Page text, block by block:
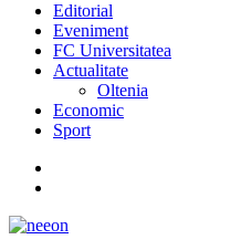
Editorial
Eveniment
FC Universitatea
Actualitate
Oltenia
Economic
Sport